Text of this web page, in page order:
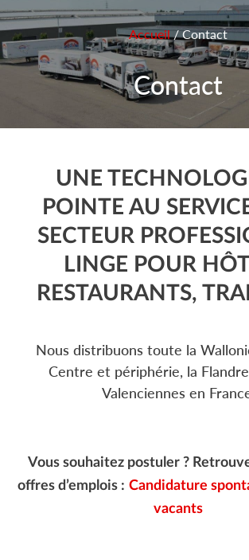
Accueil/Contact
Contact
UNE
POINTE AU
SECTEUR
LINGE POUR
RESTAURANTS,
Nous distribuons toute la
Centre et périphérie, la
Valenciennes en
Vous souhaitez postuler ?
offres d’emplois : Candidature
vacants